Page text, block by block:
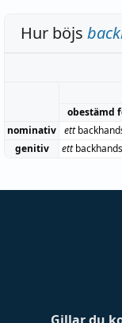
Hur böjs
obestämd
nominativ ett
genitiv
ett